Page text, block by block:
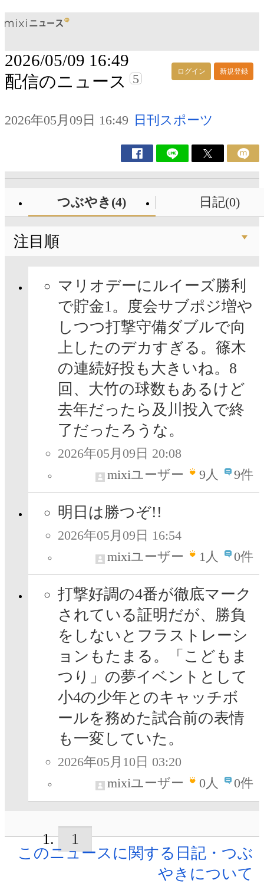
ログイン 新規登録
2026/05/09 16:49
配信のニュース
5
2026年05月09日 16:49 日刊スポーツ
つぶやき(4) 日記(0)
注目順
マリオデーにルイーズ勝利
で貯金1。度会サブポジ増や
しつつ打撃守備ダブルで向
上したのデカすぎる。篠木
の連続好投も大きいね。8
回、大竹の球数もあるけど
去年だったら及川投入で終
了だったろうな。
2026年05月09日 20:08
mixiユーザー
9人 9件
明日は勝つぞ!!
2026年05月09日 16:54
mixiユーザー
1人 0件
打撃好調の4番が徹底マーク
されている証明だが、勝負
をしないとフラストレーシ
ョンもたまる。「こどもま
つり」の夢イベントとして
小4の少年とのキャッチボ
ールを務めた試合前の表情
も一変していた。
2026年05月10日 03:20
mixiユーザー
0人 0件
1
このニュースに関する日記・つぶ
やきについて